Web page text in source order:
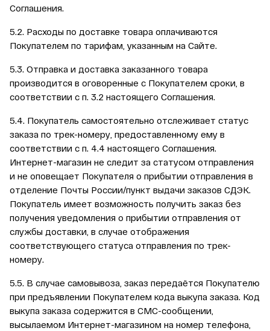
Соглашения.
5.2. Расходы по доставке товара оплачиваются
Покупателем по тарифам, указанным на Сайте.
5.3. Отправка и доставка заказанного товара
производится в оговоренные с Покупателем сроки, в
соответствии с п. 3.2 настоящего Соглашения.
5.4. Покупатель самостоятельно отслеживает статус
заказа по трек-номеру, предоставленному ему в
соответствии с п. 4.4 настоящего Соглашения.
Интернет-магазин не следит за статусом отправления
и не оповещает Покупателя о прибытии отправления в
отделение Почты России/пункт выдачи заказов СДЭК.
Покупатель имеет возможность получить заказ без
получения уведомления о прибытии отправления от
службы доставки, в случае отображения
соответствующего статуса отправления по трек-
номеру.
5.5. В случае самовывоза, заказ передаётся Покупателю
при предъявлении Покупателем кода выкупа заказа. Код
выкупа заказа содержится в СМС-сообщении,
высылаемом Интернет-магазином на номер телефона,